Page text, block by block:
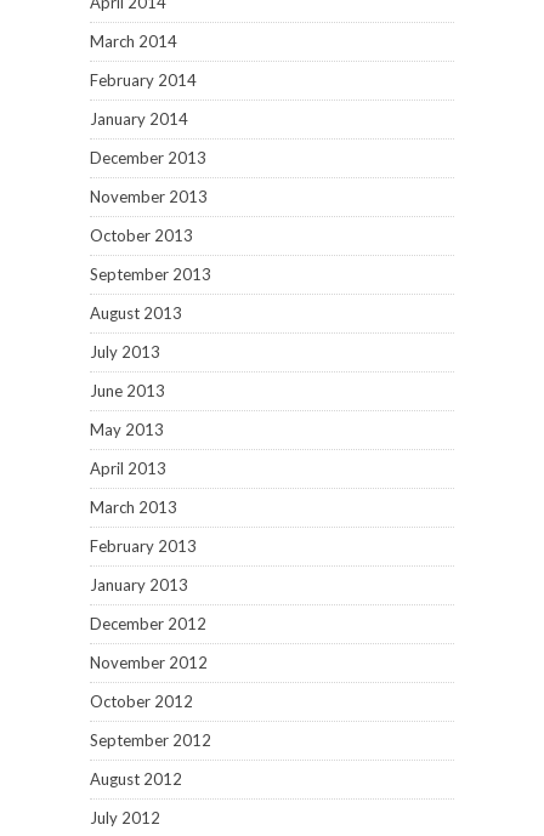
March 2014
February 2014
January 2014
December 2013
November 2013
October 2013
September 2013
August 2013
July 2013
June 2013
May 2013
April 2013
March 2013
February 2013
January 2013
December 2012
November 2012
October 2012
September 2012
August 2012
July 2012